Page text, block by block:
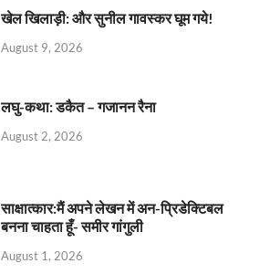
खेल खिलाड़ी: और सुनील गावस्कर घूम गये!
August 9, 2026
लघु-कथा: डकैत – गजानन रैना
August 2, 2026
साक्षात्कार:मैं अपने लेखन में अन-प्रिडेक्टिबल
बनना चाहता हूँ- समीर गांगुली
August 1, 2026